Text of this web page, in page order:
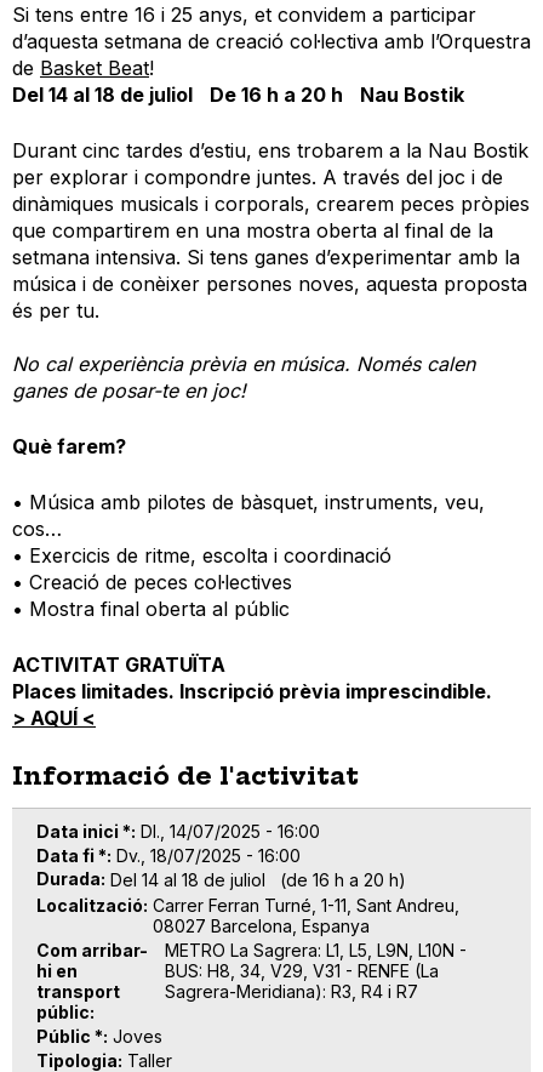
Si tens entre 16 i 25 anys, et convidem a participar
d’aquesta setmana de creació col·lectiva amb l’Orquestra
de Basket Beat!
Del 14 al 18 de juliol De 16 h a 20 h Nau Bostik
Durant cinc tardes d’estiu, ens trobarem a la Nau Bostik
per explorar i compondre juntes. A través del joc i de
dinàmiques musicals i corporals, crearem peces pròpies
que compartirem en una mostra oberta al final de la
setmana intensiva. Si tens ganes d’experimentar amb la
música i de conèixer persones noves, aquesta proposta
és per tu.
No cal experiència prèvia en música. Només calen
ganes de posar-te en joc!
Què farem?
• Música amb pilotes de bàsquet, instruments, veu,
cos…
• Exercicis de ritme, escolta i coordinació
• Creació de peces col·lectives
• Mostra final oberta al públic
ACTIVITAT GRATUÏTA
Places limitades. Inscripció prèvia imprescindible.
> AQUÍ <
Informació de l'activitat
Data inici * Dl., 14/07/2025 - 16:00
Data fi * Dv., 18/07/2025 - 16:00
Durada Del 14 al 18 de juliol (de 16 h a 20 h)
Localització Carrer Ferran Turné, 1-11, Sant Andreu,
08027 Barcelona, Espanya
Com arribar-
hi en
transport
públic
METRO La Sagrera: L1, L5, L9N, L10N -
BUS: H8, 34, V29, V31 - RENFE (La
Sagrera-Meridiana): R3, R4 i R7
Públic * Joves
Tipologia Taller